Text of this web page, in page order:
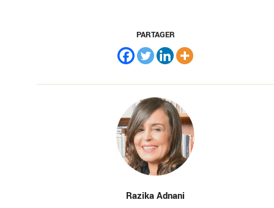
PARTAGER
Razika Adnani